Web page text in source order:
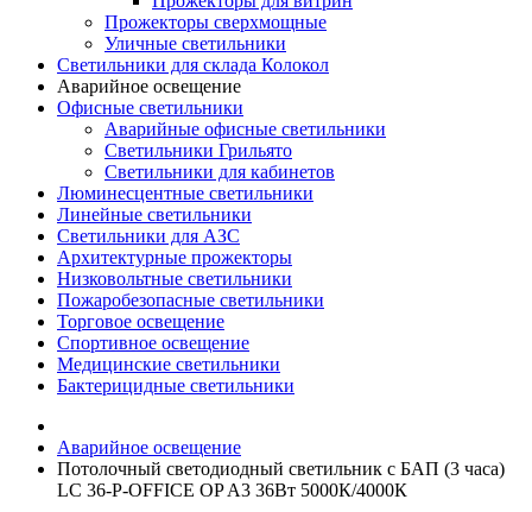
Прожекторы сверхмощные
Уличные светильники
Светильники для склада Колокол
Аварийное освещение
Офисные светильники
Аварийные офисные светильники
Светильники Грильято
Светильники для кабинетов
Люминесцентные светильники
Линейные светильники
Светильники для АЗС
Архитектурные прожекторы
Низковольтные светильники
Пожаробезопасные светильники
Торговое освещение
Спортивное освещение
Медицинские светильники
Бактерицидные светильники
Аварийное освещение
Потолочный светодиодный светильник с БАП (3 часа)
LC 36-P-OFFICE OP A3 36Вт 5000К/4000К